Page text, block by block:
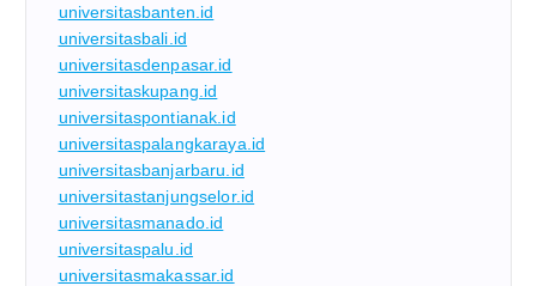
universitasbanten.id
universitasbali.id
universitasdenpasar.id
universitaskupang.id
universitaspontianak.id
universitaspalangkaraya.id
universitasbanjarbaru.id
universitastanjungselor.id
universitasmanado.id
universitaspalu.id
universitasmakassar.id